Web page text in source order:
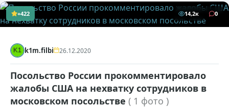
+422 14,2к 0
k1m.filbi 26.12.2020
Посольство России прокомментировало
жалобы США на нехватку сотрудников в
московском посольстве ( 1 фото )